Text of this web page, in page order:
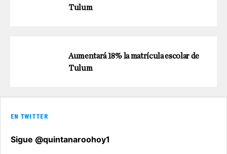
Tulum
Aumentará 18% la matrícula escolar de
Tulum
EN TWITTER
Sigue @quintanaroohoy1